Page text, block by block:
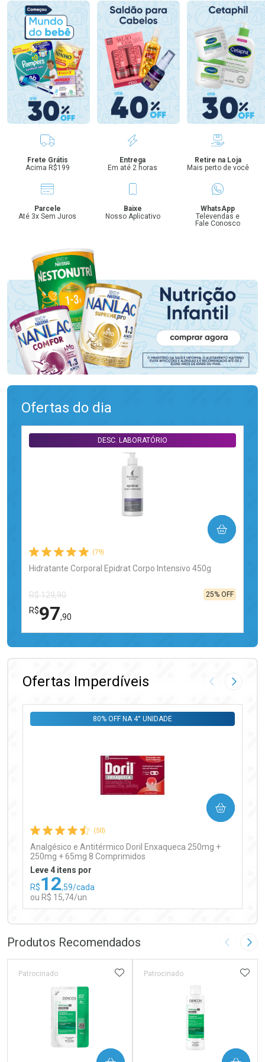
Benefícios
Frete Grátis
Acima R$199
Entrega
Em até 2 horas
Retire na Loja
Mais perto de você
Parcele
Até 3x Sem Juros
Baixe
Nosso Aplicativo
WhatsApp
Televendas e
Fale Conosco
Ofertas do dia
(79)
Hidratante Corporal Epidrat Corpo Intensivo 450g
DESC. LABORATÓRIO
R$ 129,90
R$97,90
25% OFF
COMPRAR
FECHAR
FECHAR
Ofertas Imperdíveis Imagem
(50)
Analgésico e Antitérmico Doril Enxaqueca 250mg +
250mg + 65mg 8 Comprimidos
80% OFF NA 4° UNIDADE
Leve 4 itens por
R$12,59/cada
ou R$ 15,74/un
COMPRAR
Laboratório
Ativar Desconto
Por Menos
Produtos Recomendados Imagem
Patrocinado ADICIONAR AOS FAVORITOS
Patrocinado